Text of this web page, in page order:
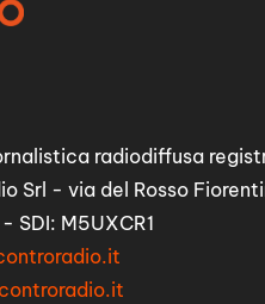
radiodiffusa
Srl - via del Rosso
SDI: M5UXCR1